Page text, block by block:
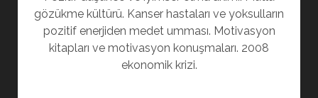
gözükme kültürü. Kanser hastaları ve yoksulların
pozitif enerjiden medet umması. Motivasyon
kitapları ve motivasyon konuşmaları. 2008
ekonomik krizi.